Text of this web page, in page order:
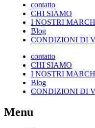
contatto
CHI SIAMO
I NOSTRI
Blog
CONDIZIONI DI
contatto
CHI SIAMO
I NOSTRI
Blog
CONDIZIONI DI
Menu